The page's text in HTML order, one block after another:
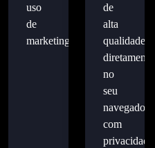
uso
de
marketing.
de
alta
qualidade
diretamente
no
seu
navegador
com
privacidade